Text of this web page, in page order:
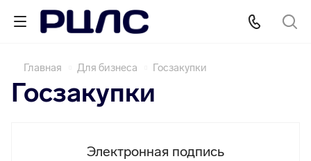
Главная Для бизнеса Госзакупки
Госзакупки
Электронная подпись